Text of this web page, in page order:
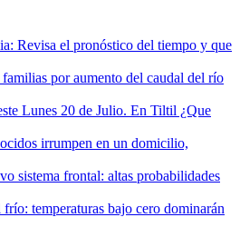
Revisa el pronóstico del tiempo y que
por aumento del caudal del río
Lunes 20 de Julio. En Tiltil ¿Que
irrumpen en un domicilio,
sistema frontal: altas probabilidades
temperaturas bajo cero dominarán